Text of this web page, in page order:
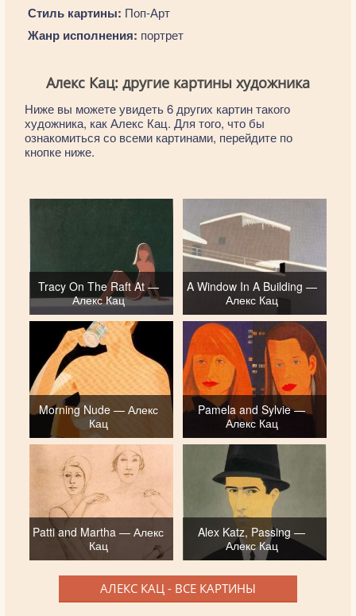
Стиль картины: Поп-Арт
Жанр исполнения: портрет
Алекс Кац: другие картины художника
Ниже вы можете увидеть 6 других картин такого
художника, как Алекс Кац. Для того, что бы
ознакомиться со всеми картинами, перейдите по
кнопке ниже.
Tracy On The Raft At —
Алекс Кац
A Window In A Building —
Алекс Кац
Morning Nude — Алекс
Кац
Pamela and Sylvie —
Алекс Кац
Patti and Martha — Алекс
Кац
Alex Katz, Passing —
Алекс Кац
АЛЕКС КАЦ - ВСЕ КАРТИНЫ